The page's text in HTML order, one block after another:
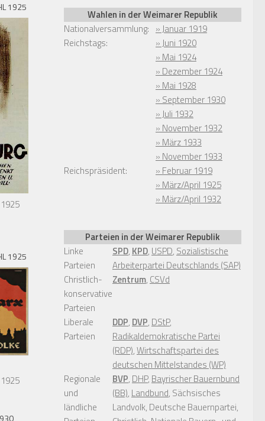
Wahlen in der Weimarer Republik
Nationalversammlung: » Januar 1919
Reichstags:
» Juni 1920
» Mai 1924
» Dezember 1924
» Mai 1928
» September 1930
» Juli 1932
» November 1932
» März 1933
» November 1933
Reichspräsident:
» Februar 1919
» März/April 1925
» März/April 1932
Parteien in der Weimarer Republik
Linke
Parteien
SPD, KPD, USPD, Sozialistische
Arbeiterpartei Deutschlands (SAP)
Christlich-
konservative
Parteien
Zentrum, CSVd
Liberale
Parteien
DDP, DVP, DStP,
Radikaldemokratische Partei
(RDP),Wirtschaftspartei des
deutschen Mittelstandes (WP)
Regionale
und
ländliche
BVP, DHP, Bayrischer Bauernbund
(BB), Landbund, Sächsisches
Landvolk, Deutsche Bauernpartei,
1925
1925